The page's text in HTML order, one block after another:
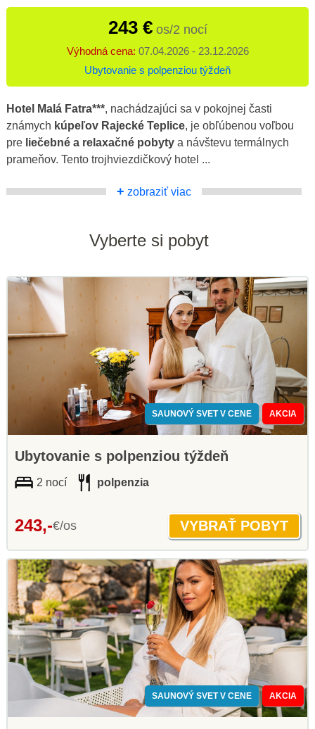
243 €os/2 nocí
Výhodná cena: 07.04.2026 - 23.12.2026
Ubytovanie s polpenziou týždeň
Hotel Malá Fatra***, nachádzajúci sa v pokojnej časti
známych kúpeľov Rajecké Teplice, je obľúbenou voľbou
pre liečebné a relaxačné pobyty a návštevu termálnych
prameňov. Tento trojhviezdičkový hotel ...
+ zobraziť viac
Vyberte si pobyt
SAUNOVÝ SVET V CENE AKCIA
Ubytovanie s polpenziou týždeň
2 nocí polpenzia
243,-€/os
SAUNOVÝ SVET V CENE AKCIA